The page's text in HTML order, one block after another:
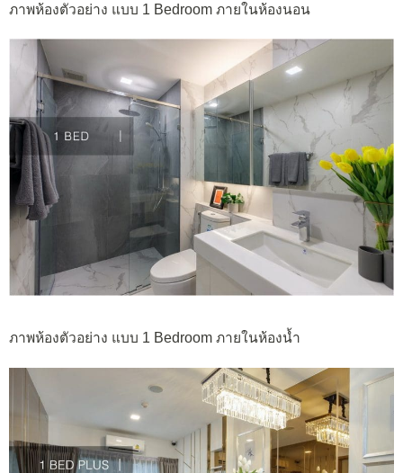
ภาพห้องตัวอย่าง แบบ 1 Bedroom ภายในห้องนอน
ภาพห้องตัวอย่าง แบบ 1 Bedroom ภายในห้องน้ำ